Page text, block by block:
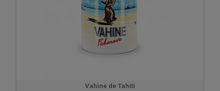
Vahine de Tahiti